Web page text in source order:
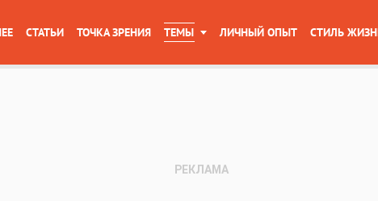
СТАТЬИ ТОЧКА ЗРЕНИЯ ТЕМЫ ЛИЧНЫЙ ОПЫТ СТИЛЬ